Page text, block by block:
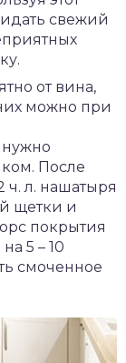
свежий
от вина,
можно при
нужно
После
ч. л. нашатыря
щетки и
покрытия
5 – 10
смоченное